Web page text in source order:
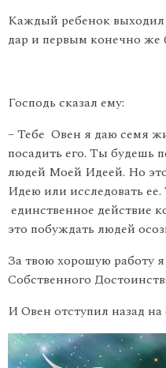
Каждый ребенок выходил
дар и первым конечно же
Господь сказал ему:
– Тебе Овен я даю семя
посадить его. Ты будешь
людей Моей Идеей. Но
Идею или исследовать
единственное действие
это побуждать людей
За твою хорошую работу
Собственного
И Овен отступил назад на